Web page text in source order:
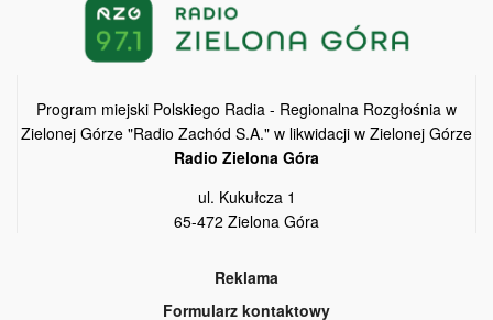
Program miejski Polskiego Radia - Regionalna Rozgłośnia w
Zielonej Górze "Radio Zachód S.A." w likwidacji w Zielonej Górze
Radio Zielona Góra
ul. Kukułcza 1
65-472 Zielona Góra
Reklama
Formularz kontaktowy